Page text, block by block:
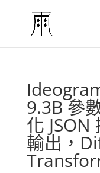
9.3B 參
化 JSON
輸出，